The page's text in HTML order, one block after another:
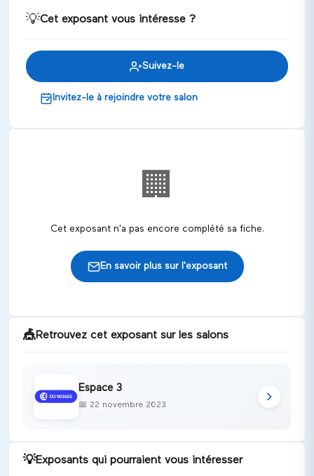
Discuter
💡Cet exposant vous intéresse ?
Suivez-le
Invitez-le à rejoindre votre salon
🏢
Cet exposant n'a pas encore complété sa fiche.
En savoir plus sur l'exposant
🎪Retrouvez cet exposant sur les salons
Espace 3
📅 22 novembre 2023
💡Exposants qui pourraient vous intéresser